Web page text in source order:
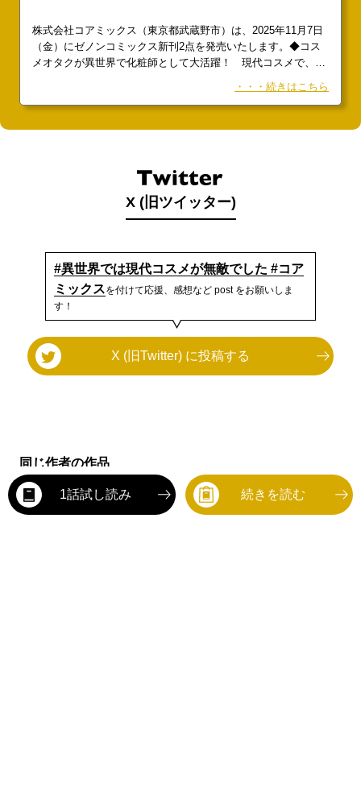
株式会社コアミックス（東京都武蔵野市）は、2025年11月7日
（金）にゼノンコミックス新刊2点を発売いたします。◆コス
メオタクが異世界で化粧師として大活躍！ 現代コスメで、異
世界の人々に幸せをもたらす！ 『異世界では現代コスメが無
敵でした』第1巻 原作／真冬日 作画／椎名明 1話試し読
み：
・・・続きはこちら
X (旧ツイッター)
#異世界では現代コスメが無敵でした #コア
ミックスを付けて応援、感想など post をお願いしま
す！
X (旧Twitter) に投稿する
同じ作者の作品
1話試し読み 続きを読む